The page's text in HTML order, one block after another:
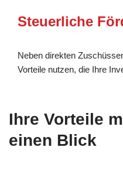
Steuerliche
Neben direkten
Vorteile nutzen, die Ihre
Ihre Vorteile
einen Blick